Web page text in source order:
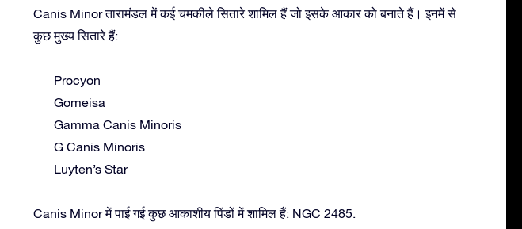
Canis Minor तारामंडल में कई चमकीले सितारे शामिल हैं जो इसके आकार को बनाते हैं। इनमें से
कुछ मुख्य सितारे हैं:
Procyon
Gomeisa
Gamma Canis Minoris
G Canis Minoris
Luyten’s Star
Canis Minor में पाई गई कुछ आकाशीय पिंडों में शामिल हैं: NGC 2485.